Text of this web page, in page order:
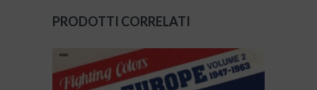
PRODOTTI CORRELATI